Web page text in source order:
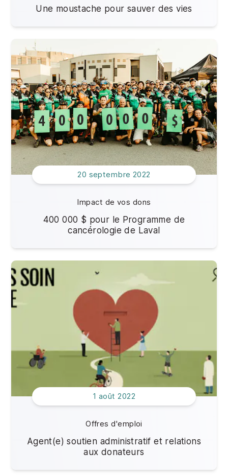
Une moustache pour sauver des vies
20 septembre 2022
Impact de vos dons
400 000 $ pour le Programme de
cancérologie de Laval
1 août 2022
Offres d'emploi
Agent(e) soutien administratif et relations
aux donateurs